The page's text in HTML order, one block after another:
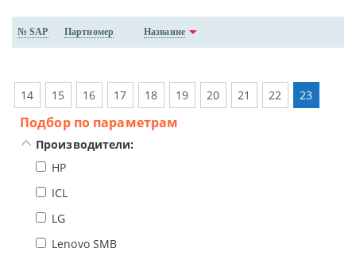
№ SAP Партномер Название
14 15 16 17 18 19 20 21 22 23
Подбор по параметрам
Производители:
HP
ICL
LG
Lenovo SMB